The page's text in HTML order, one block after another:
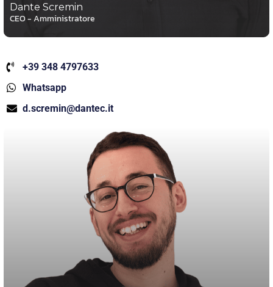
Dante Scremin
CEO - Amministratore
+39 348 4797633
Whatsapp
d.scremin@dantec.it